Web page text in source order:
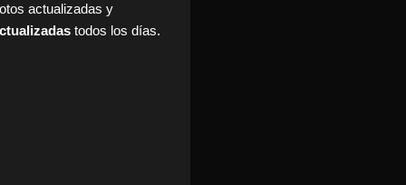
actualizadas y
todos los días.